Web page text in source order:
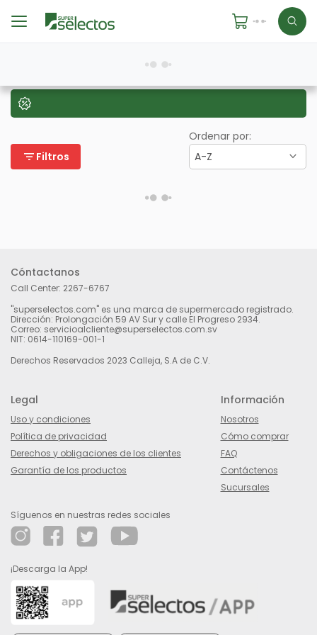
filter_list Filtros
Ordenar por:
A-Z
Cóntactanos
Call Center: 2267-6767
"superselectos.com" es una marca de supermercado registrado.
Dirección: Prolongación 59 AV Sur y calle El Progreso 2934.
Correo: servicioalcliente@superselectos.com.sv
NIT: 0614-110169-001-1
Derechos Reservados 2023 Calleja, S.A de C.V.
Legal
Uso y condiciones
Política de privacidad
Derechos y obligaciones de los clientes
Garantía de los productos
Información
Nosotros
Cómo comprar
FAQ
Contáctenos
Sucursales
Síguenos en nuestras redes sociales
¡Descarga la App!